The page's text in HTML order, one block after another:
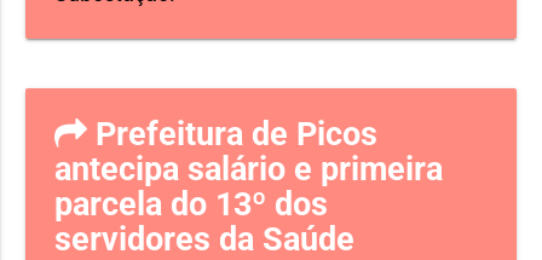
Prefeitura de Picos
antecipa salário e primeira
parcela do 13º dos
servidores da Saúde